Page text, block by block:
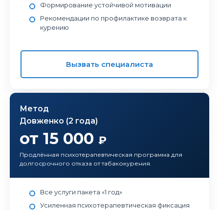
Формирование устойчивой мотивации
Рекомендации по профилактике возврата к
курению
Вызвать специалиста
Метод
Довженко (2 года)
от 15 000 ₽
Продлённая психотерапевтическая программа для
долгосрочного отказа от табакокурения.
Все услуги пакета «1 год»
Усиленная психотерапевтическая фиксация